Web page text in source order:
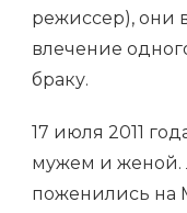
режиссер), они
влечение
браку.
17 июля 2011
мужем и женой.
поженились на